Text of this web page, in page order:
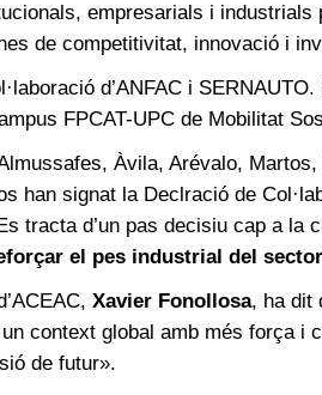
empresarials i industrials
de competitivitat, innovació i
d’ANFAC i
FPCAT-UPC de Mobilitat
Àvila, Arévalo,
han signat la Declració de
tracta d’un pas decisiu cap a la
el pes industrial del
Xavier Fonollosa, ha dit
context global amb més força i
de futur».